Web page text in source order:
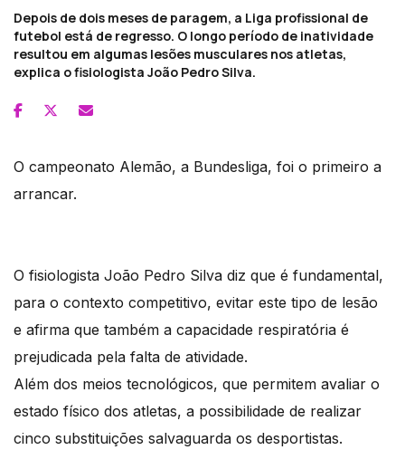
Depois de dois meses de paragem, a Liga profissional de
futebol está de regresso. O longo período de inatividade
resultou em algumas lesões musculares nos atletas,
explica o fisiologista João Pedro Silva.
O campeonato Alemão, a Bundesliga, foi o primeiro a
arrancar.
O fisiologista João Pedro Silva diz que é fundamental,
para o contexto competitivo, evitar este tipo de lesão
e afirma que também a capacidade respiratória é
prejudicada pela falta de atividade.
Além dos meios tecnológicos, que permitem avaliar o
estado físico dos atletas, a possibilidade de realizar
cinco substituições salvaguarda os desportistas.